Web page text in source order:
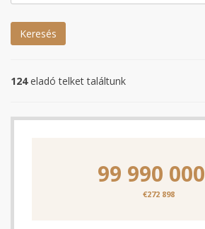
Keresés
124eladó telket találtunk
99 990 000
€272 898